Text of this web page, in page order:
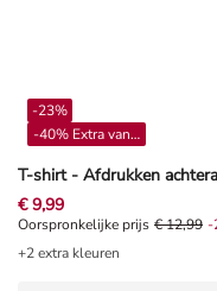
-23%
-40% Extra vanaf 4**
€ 9,99
Oorspronkelijke prijs €
Oorspronkelijke prijs € 12,99 -
+2 extra kleuren